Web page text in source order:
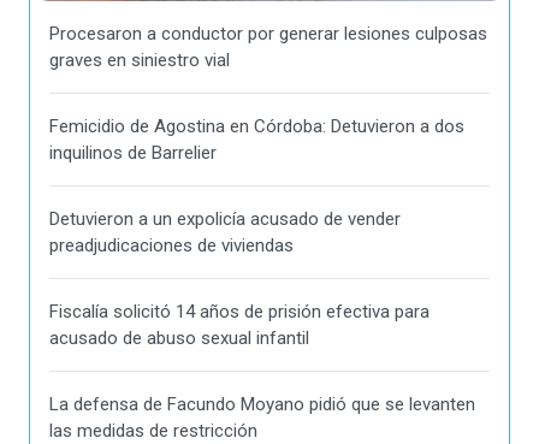
Procesaron a conductor por generar lesiones culposas
graves en siniestro vial
Femicidio de Agostina en Córdoba: Detuvieron a dos
inquilinos de Barrelier
Detuvieron a un expolicía acusado de vender
preadjudicaciones de viviendas
Fiscalía solicitó 14 años de prisión efectiva para
acusado de abuso sexual infantil
La defensa de Facundo Moyano pidió que se levanten
las medidas de restricción